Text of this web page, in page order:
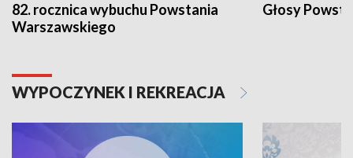
82. rocznica wybuchu Powstania
Warszawskiego
Głosy
WYPOCZYNEK I REKREACJA